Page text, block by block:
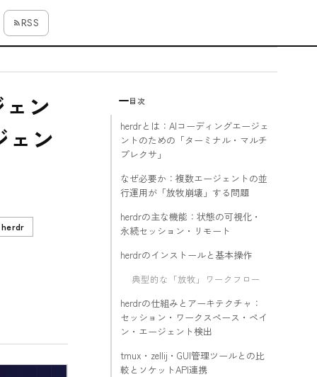
RSS
ン
ェン
herdr
目次
herdrとは：AIコーディングエージェ
ントのための「ターミナル・マルチ
プレクサ」
なぜ必要か：複数エージェントの並
行運用が「放牧崩壊」する問題
herdrの主な機能：状態の可視化・
永続セッション・リモート
herdrのインストールと基本操作
典型的な「放牧」ワークフロー
herdrの仕組みとアーキテクチャ：
セッション・ワークスペース・ペイ
ン・エージェント検出
tmux・zellij・GUI管理ツールとの比
較とソケットAPI連携